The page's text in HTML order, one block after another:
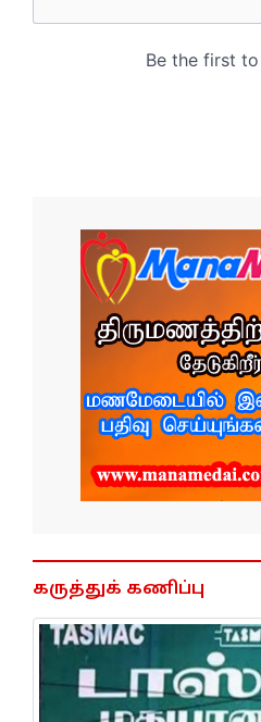
கருத்துக் கணிப்பு